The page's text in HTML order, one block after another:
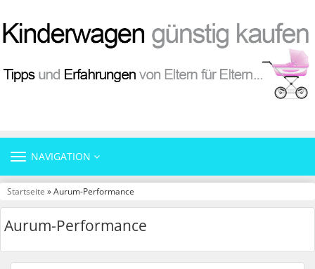
TOGGLE
NAVIGATION
Startseite » Aurum-Performance
Aurum-Performance